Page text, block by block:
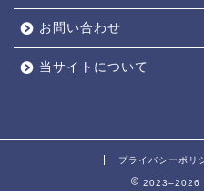
お問い合わせ
当サイトについて
プライバシーポリ
2023–2026